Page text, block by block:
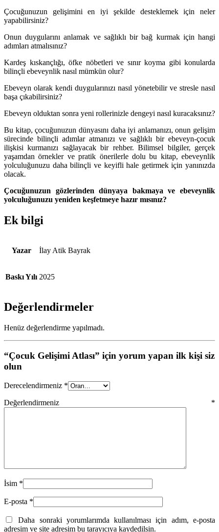
Çocuğunuzun gelişimini en iyi şekilde desteklemek için neler
yapabilirsiniz?
Onun duygularını anlamak ve sağlıklı bir bağ kurmak için hangi
adımları atmalısınız?
Kardeş kıskançlığı, öfke nöbetleri ve sınır koyma gibi konularda
bilinçli ebeveynlik nasıl mümkün olur?
Ebeveyn olarak kendi duygularınızı nasıl yönetebilir ve stresle nasıl
başa çıkabilirsiniz?
Ebeveyn olduktan sonra yeni rollerinizle dengeyi nasıl kuracaksınız?
Bu kitap, çocuğunuzun dünyasını daha iyi anlamanızı, onun gelişim
sürecinde bilinçli adımlar atmanızı ve sağlıklı bir ebeveyn-çocuk
ilişkisi kurmanızı sağlayacak bir rehber. Bilimsel bilgiler, gerçek
yaşamdan örnekler ve pratik önerilerle dolu bu kitap, ebeveynlik
yolculuğunuzu daha bilinçli ve keyifli hale getirmek için yanınızda
olacak.
Çocuğunuzun gözlerinden dünyaya bakmaya ve ebeveynlik
yolculuğunuzu yeniden keşfetmeye hazır mısınız?
Ek bilgi
Yazar İlay Atik Bayrak
Baskı Yılı 2025
Değerlendirmeler
Henüz değerlendirme yapılmadı.
“Çocuk Gelişimi Atlası” için yorum yapan ilk kişi siz
olun
Derecelendirmeniz *
Değerlendirmeniz *
İsim *
E-posta *
Daha sonraki yorumlarımda kullanılması için adım, e-posta
adresim ve site adresim bu tarayıcıya kaydedilsin.